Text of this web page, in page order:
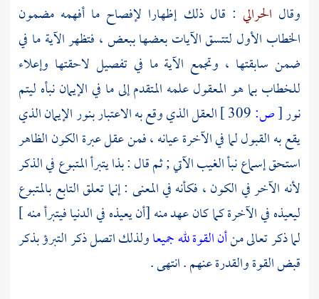
وقال الحرالي : قال ذلك إظهارا لإفصاح ما أفهمه مضمون
الخطاب الأول لتتسق الآيات بعضها ببعض ، فتظهر الآية ما في
ضمن سابقتها ، وتجمع الآية ما في تفصيل لاحقتها وإعلاء
للخطاب بما هو المعقول علمه المتقدم إلى ما في الإيمان نبأه ليتم
نور[ص:
العقل الذي وقع به الاعتبار بنور الإيمان الذي
يقع به القبول لما في الآخرة عيانه ، فمن عقل عبرة الكون الظاهر
استحق إسماع نبأ الغيب الآتي ; ثم قال : بذا يتبرأ المتبوع في الذكر
لأنه الآخر في الكون ، فكأنه في المعنى : إنما تعلق التابع بالمتبوع
ليعيذه في الآخرة كما كان عهد منه [أن يعيذه في الدنيا فيتبرأ منه ]
لما ذكر تعالى منأن القوة لله جميعاولذلك اتصل ذكر التبرؤ بذكر
قبض القوة والقدرة عنهم . انتهى .